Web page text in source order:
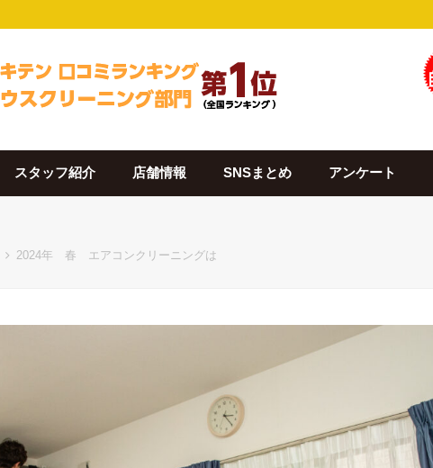
スタッフ紹介 店舗情報 SNSまとめ アンケート
2024年 春 エアコンクリーニングは